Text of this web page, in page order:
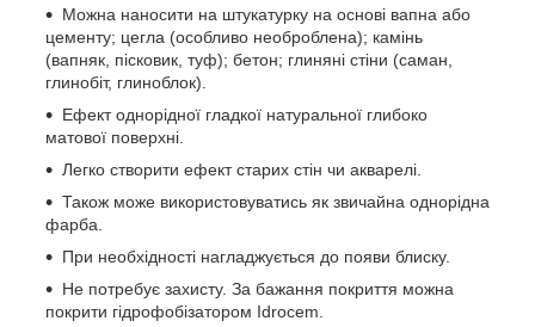
Можна наносити на штукатурку на основі вапна або
цементу; цегла (особливо необроблена); камінь
(вапняк, пісковик, туф); бетон; глиняні стіни (саман,
глинобіт, глиноблок).
Ефект однорідної гладкої натуральної глибоко
матової поверхні.
Легко створити ефект старих стін чи акварелі.
Також може використовуватись як звичайна однорідна
фарба.
При необхідності нагладжується до появи блиску.
Не потребує захисту. За бажання покриття можна
покрити гідрофобізатором Idrocem.